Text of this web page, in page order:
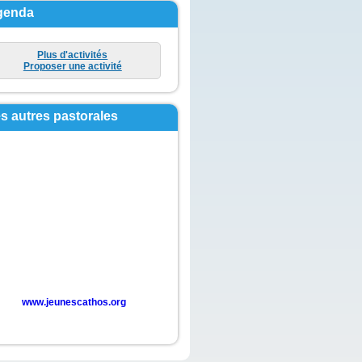
Plus d'activités
Proposer une activité
autres pastorales
www.jeunescathos.org